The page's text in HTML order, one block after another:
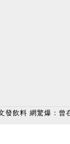
發飲料 網驚爆：曾